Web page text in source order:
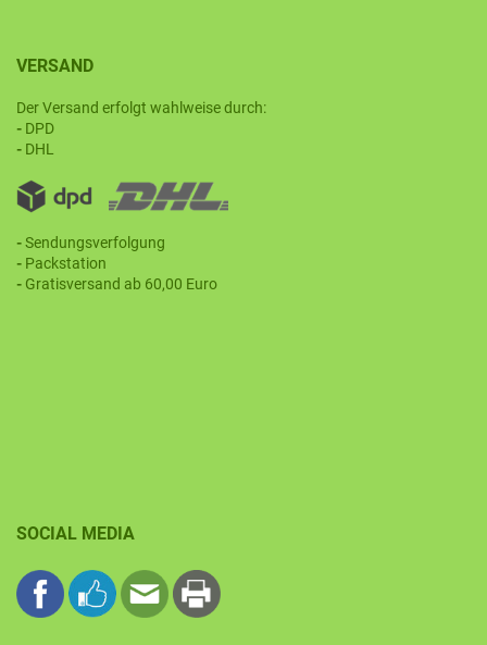
VERSAND
Der Versand erfolgt wahlweise durch:
- DPD
- DHL
-Sendungsverfolgung
- Packstation
- Gratisversand ab 60,00 Euro
SOCIAL MEDIA